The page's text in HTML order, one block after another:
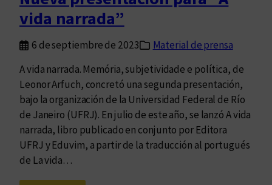
vida narrada”
6 de septiembre de 2023
Material de prensa
A vida narrada. Memória, subjetividade e política, de
Leonor Arfuch, concretó una segunda presentación,
bajo la organización de la Universidad Federal de Río
de Janeiro (UFRJ). En julio de este año, se lanzó A vida
narrada, libro publicado en conjunto por Editora
UFRJ y Eduvim, a partir de la traducción al portugués
de La vida…